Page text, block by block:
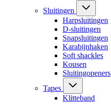
Sluitingen
Harpsluitingen
D-sluitingen
Snapsluitingen
Karabijnhaken
Soft shackles
Kousen
Sluitingopeners
Tapes
Klitteband